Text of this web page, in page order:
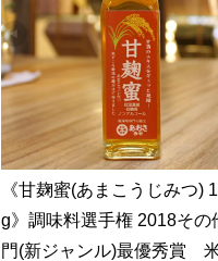
《甘麹蜜(あまこうじみつ)
g》調味料選手権 2018その
門(新ジャンル)最優秀賞　